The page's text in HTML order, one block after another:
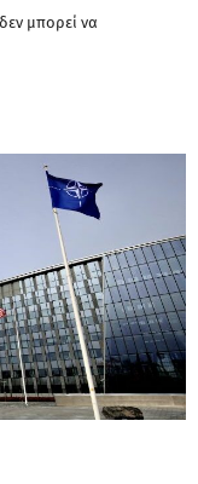
μπορεί να